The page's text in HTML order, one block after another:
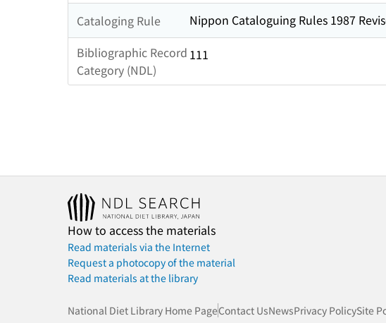
Cataloging Rule
Nippon Cataloguing Rules 1987
Bibliographic Record
Category (NDL)
111
How to access the materials
Read materials via the Internet
Request a photocopy of the material
Read materials at the library
National Diet Library Home PageContact UsNewsPrivacy PolicySite